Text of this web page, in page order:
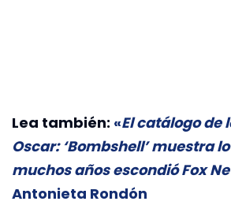
Lea también: «El catálogo de
Oscar: ‘Bombshell’ muestra
muchos años escondió Fox
Antonieta Rondón